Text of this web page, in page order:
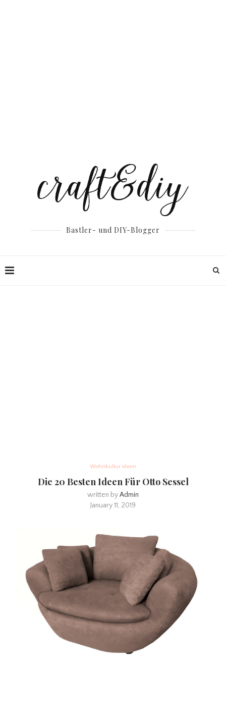
Bastler- und DIY-Blogger
Wohnkultur ideen
Die 20 Besten Ideen Für Otto Sessel
written byAdmin
January 11, 2019